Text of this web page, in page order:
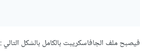
فيصبح ملف الجافاسكريبت بالكامل بالشكل التالي :